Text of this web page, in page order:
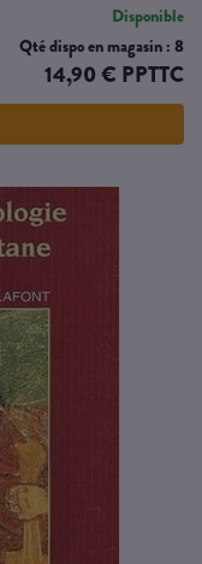
Disponible
Qté dispo en magasin : 8
14,90 € PPTTC